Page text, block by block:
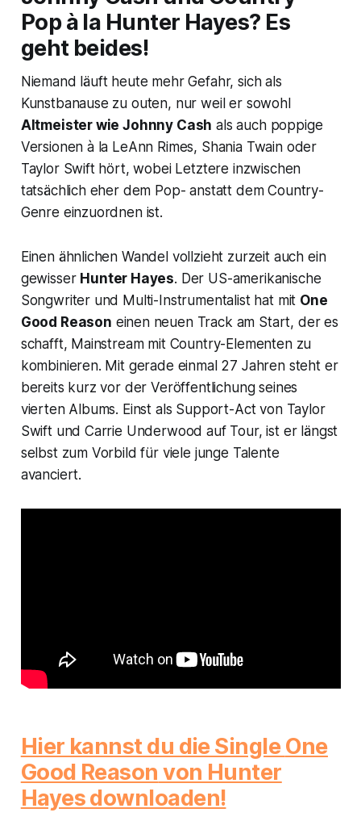
Pop à la Hunter Hayes? Es
geht beides!
Niemand läuft heute mehr Gefahr, sich als
Kunstbanause zu outen, nur weil er sowohl
Altmeister wie Johnny Cash als auch poppige
Versionen à la LeAnn Rimes, Shania Twain oder
Taylor Swift hört, wobei Letztere inzwischen
tatsächlich eher dem Pop- anstatt dem Country-
Genre einzuordnen ist.
Einen ähnlichen Wandel vollzieht zurzeit auch ein
gewisser Hunter Hayes. Der US-amerikanische
Songwriter und Multi-Instrumentalist hat mit One
Good Reason einen neuen Track am Start, der es
schafft, Mainstream mit Country-Elementen zu
kombinieren. Mit gerade einmal 27 Jahren steht er
bereits kurz vor der Veröffentlichung seines
vierten Albums. Einst als Support-Act von Taylor
Swift und Carrie Underwood auf Tour, ist er längst
selbst zum Vorbild für viele junge Talente
avanciert.
Hier kannst du die SingleOne
Good Reason von Hunter
Hayes downloaden!